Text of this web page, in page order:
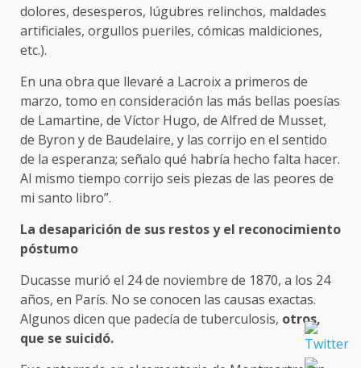
dolores, desesperos, lúgubres relinchos, maldades
artificiales, orgullos pueriles, cómicas maldiciones,
etc.).
En una obra que llevaré a Lacroix a primeros de
marzo, tomo en consideración las más bellas poesías
de Lamartine, de Víctor Hugo, de Alfred de Musset,
de Byron y de Baudelaire, y las corrijo en el sentido
de la esperanza; señalo qué habría hecho falta hacer.
Al mismo tiempo corrijo seis piezas de las peores de
mi santo libro”.
La desaparición de sus restos y el reconocimiento
póstumo
Ducasse murió el 24 de noviembre de 1870, a los 24
años, en París. No se conocen las causas exactas.
Algunos dicen que padecía de tuberculosis, otros,
que se suicidó.